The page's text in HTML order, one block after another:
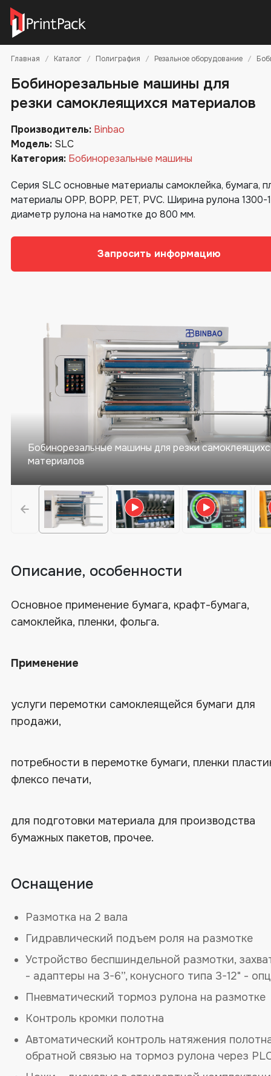
Главная Каталог Полиграфия Резальное оборудование
Бобинорезальные машины для резки
материалов
Описание, особенности
Основное применение бумага, крафт-бумага,
самоклейка, пленки, фольга.
Применение
услуги перемотки самоклеящейся бумаги для
продажи,
потребности в перемотке бумаги, пленки
флексо печати,
для подготовки материала для производства
бумажных пакетов, прочее.
Оснащение
Размотка на 2 вала
Гидравлический подъем роля на размотке
Устройство беспшиндельной размотки,
- адаптеры на 3-6”, конусного типа 3-12" -
Пневматический тормоз рулона на размотке
Контроль кромки полотна
Автоматический контроль натяжения
обратной связью на тормоз рулона через
Бобинорезальные машины для
резки самоклеящихся материалов
Производитель: Binbao
Модель: SLC
Категория: Бобинорезальные машины
Серия SLC основные материалы самоклейка, бумага,
материалы OPP, BOPP, PET, PVC. Ширина рулона
диаметр рулона на намотке до 800 мм.
Запросить информацию